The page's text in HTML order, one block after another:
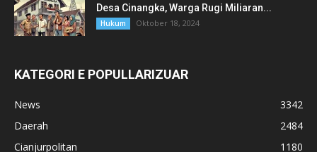
Desa Cinangka, Warga Rugi Miliaran...
Hukum Oktober 18, 2024
KATEGORI E POPULLARIZUAR
News
3342
Daerah
2484
Cianjurpolitan
1180